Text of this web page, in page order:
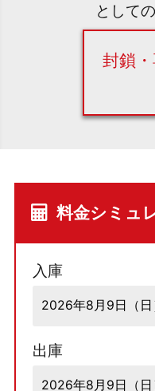
として
封鎖
料金シミュ
入庫
出庫